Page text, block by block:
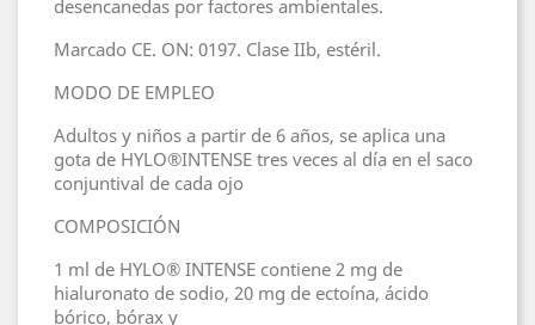
desencanedas por factores ambientales.
Marcado CE. ON: 0197. Clase IIb, estéril.
MODO DE EMPLEO
Adultos y niños a partir de 6 años, se aplica una
gota de HYLO®INTENSE tres veces al día en el saco
conjuntival de cada ojo
COMPOSICIÓN
1 ml de HYLO® INTENSE contiene 2 mg de
hialuronato de sodio, 20 mg de ectoína, ácido
bórico, bórax y